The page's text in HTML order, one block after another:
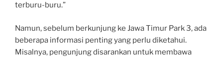
terburu-buru.”
Namun, sebelum berkunjung ke Jawa Timur Park 3, ada
beberapa informasi penting yang perlu diketahui.
Misalnya, pengunjung disarankan untuk membawa